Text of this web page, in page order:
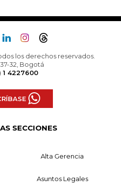
los derechos reservados.
37-32, Bogotá
1 4227600
SECCIONES
Alta Gerencia
Asuntos Legales